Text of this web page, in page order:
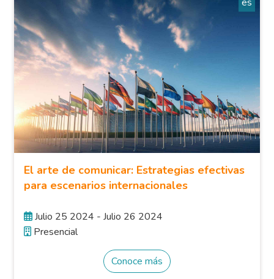
El arte de comunicar: Estrategias efectivas
para escenarios internacionales
Julio 25 2024 - Julio 26 2024
Presencial
Conoce más